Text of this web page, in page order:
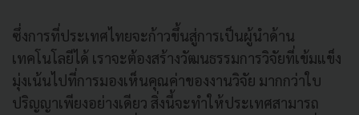
ซึ่งการที่ประเทศไทยจะก้าวขึ้นสู่การเป็นผู้นำด้าน
เทคโนโลยีได้ เราจะต้องสร้างวัฒนธรรมการวิจัยที่เข้มแข็ง
มุ่งเน้นไปที่การมองเห็นคุณค่าของงานวิจัย มากกว่าใบ
ปริญญาเพียงอย่างเดียว สิ่งนี้จะทำให้ประเทศสามารถ